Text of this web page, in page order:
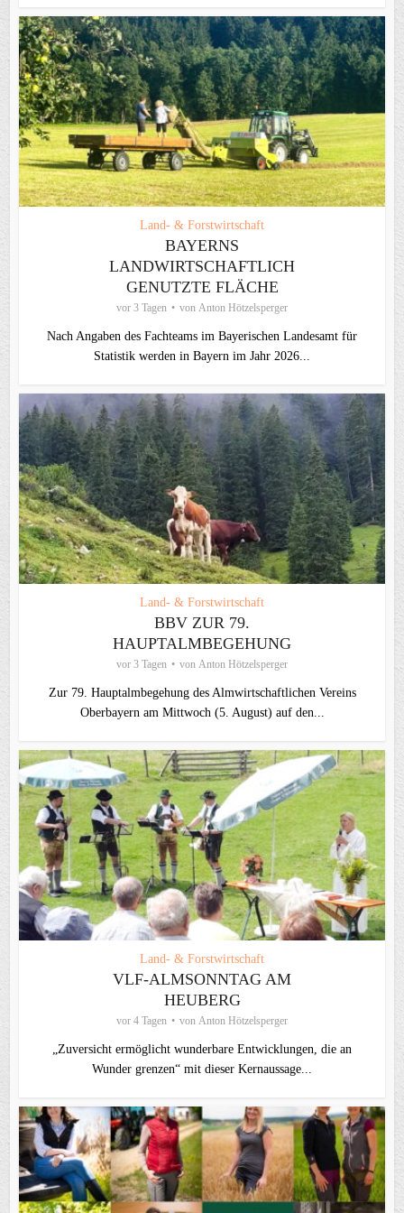
Land- & Forstwirtschaft
BAYERNS
LANDWIRTSCHAFTLICH
GENUTZTE FLÄCHE
vor 3 Tagen von Anton Hötzelsperger
Nach Angaben des Fachteams im Bayerischen Landesamt für
Statistik werden in Bayern im Jahr 2026...
Land- & Forstwirtschaft
BBV ZUR 79.
HAUPTALMBEGEHUNG
vor 3 Tagen von Anton Hötzelsperger
Zur 79. Hauptalmbegehung des Almwirtschaftlichen Vereins
Oberbayern am Mittwoch (5. August) auf den...
Land- & Forstwirtschaft
VLF-ALMSONNTAG AM
HEUBERG
vor 4 Tagen von Anton Hötzelsperger
„Zuversicht ermöglicht wunderbare Entwicklungen, die an
Wunder grenzen“ mit dieser Kernaussage...